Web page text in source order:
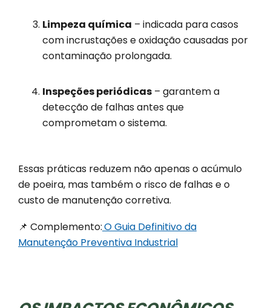
Limpeza química – indicada para casos
com incrustações e oxidação causadas por
contaminação prolongada.
Inspeções periódicas – garantem a
detecção de falhas antes que
comprometam o sistema.
Essas práticas reduzem não apenas o acúmulo
de poeira, mas também o risco de falhas e o
custo de manutenção corretiva.
📌 Complemento:O Guia Definitivo da
Manutenção Preventiva Industrial